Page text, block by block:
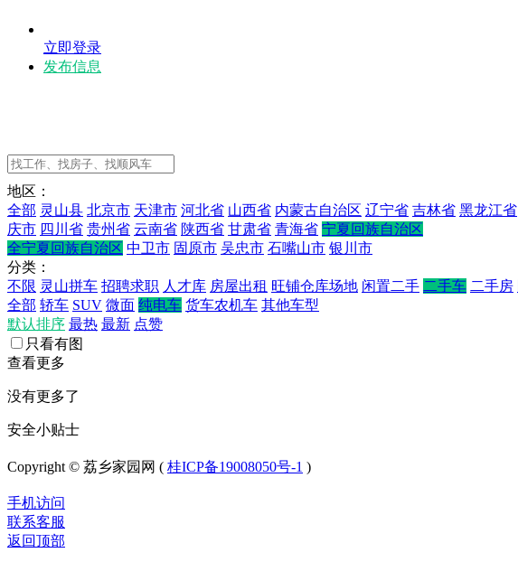
立即登录
发布信息
地区：
全部 灵山县 北京市 天津市 河北省 山西省 内蒙古自治区 辽宁省 吉林省 黑龙江省
庆市 四川省 贵州省 云南省 陕西省 甘肃省 青海省 宁夏回族自治区
全宁夏回族自治区 中卫市 固原市 吴忠市 石嘴山市 银川市
分类：
不限 灵山拼车 招聘求职 人才库 房屋出租 旺铺仓库场地 闲置二手 二手车 二手房
全部 轿车 SUV 微面 纯电车 货车农机车 其他车型
默认排序 最热 最新 点赞
只看有图
查看更多
没有更多了
安全小贴士
Copyright © 荔乡家园网 ( 桂ICP备19008050号-1 )
手机访问
联系客服
返回顶部